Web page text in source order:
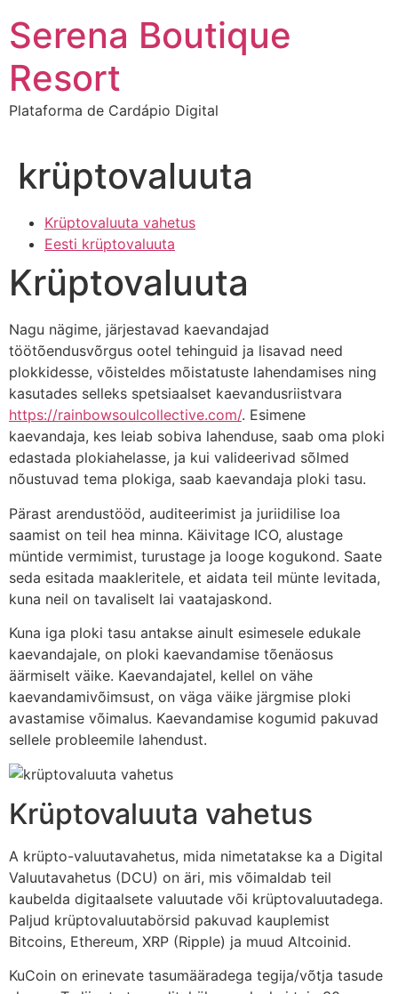
para
conteúdo
Serena Boutique
Resort
Plataforma de Cardápio Digital
krüptovaluuta
Krüptovaluuta vahetus
Eesti krüptovaluuta
Krüptovaluuta
Nagu nägime, järjestavad kaevandajad
töötõendusvõrgus ootel tehinguid ja lisavad need
plokkidesse, võisteldes mõistatuste lahendamises ning
kasutades selleks spetsiaalset kaevandusriistvara
https://rainbowsoulcollective.com/. Esimene
kaevandaja, kes leiab sobiva lahenduse, saab oma ploki
edastada plokiahelasse, ja kui valideerivad sõlmed
nõustuvad tema plokiga, saab kaevandaja ploki tasu.
Pärast arendustööd, auditeerimist ja juriidilise loa
saamist on teil hea minna. Käivitage ICO, alustage
müntide vermimist, turustage ja looge kogukond. Saate
seda esitada maakleritele, et aidata teil münte levitada,
kuna neil on tavaliselt lai vaatajaskond.
Kuna iga ploki tasu antakse ainult esimesele edukale
kaevandajale, on ploki kaevandamise tõenäosus
äärmiselt väike. Kaevandajatel, kellel on vähe
kaevandamivõimsust, on väga väike järgmise ploki
avastamise võimalus. Kaevandamise kogumid pakuvad
sellele probleemile lahendust.
Krüptovaluuta vahetus
A krüpto-valuutavahetus, mida nimetatakse ka a Digital
Valuutavahetus (DCU) on äri, mis võimaldab teil
kaubelda digitaalsete valuutade või krüptovaluutadega.
Paljud krüptovaluutabörsid pakuvad kauplemist
Bitcoins, Ethereum, XRP (Ripple) ja muud Altcoinid.
KuCoin on erinevate tasumääradega tegija/võtja tasude